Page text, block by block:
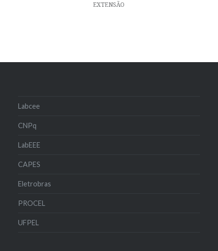
EXTENSÃO
Labcee
CNPq
LabEEE
CAPES
Eletrobras
PROCEL
UFPEL